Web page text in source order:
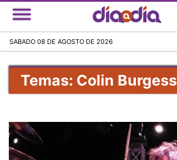
Pasar
al
principal
SABADO 08 DE AGOSTO DE 2026
Temas: Colin Burgess